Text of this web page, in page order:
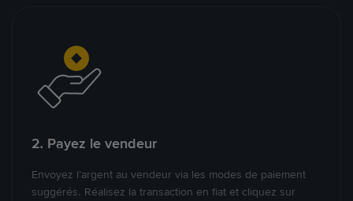
2. Payez le vendeur
Envoyez l’argent au vendeur via les modes de paiement
suggérés. Réalisez la transaction en fiat et cliquez sur